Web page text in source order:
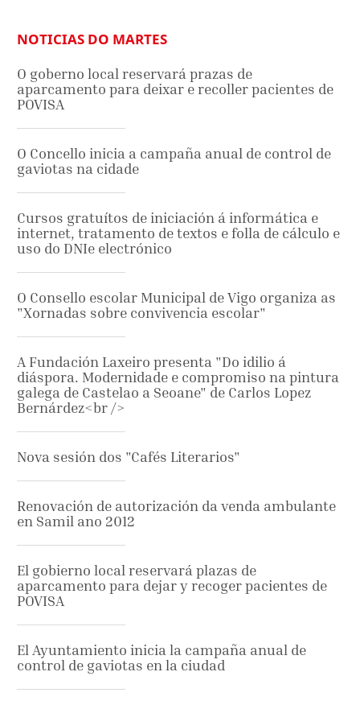
NOTICIAS DO MARTES
O goberno local reservará prazas de
aparcamento para deixar e recoller pacientes de
POVISA
O Concello inicia a campaña anual de control de
gaviotas na cidade
Cursos gratuítos de iniciación á informática e
internet, tratamento de textos e folla de cálculo e
uso do DNIe electrónico
O Consello escolar Municipal de Vigo organiza as
"Xornadas sobre convivencia escolar"
A Fundación Laxeiro presenta "Do idilio á
diáspora. Modernidade e compromiso na pintura
galega de Castelao a Seoane" de Carlos Lopez
Bernárdez<br />
Nova sesión dos "Cafés Literarios"
Renovación de autorización da venda ambulante
en Samil ano 2012
El gobierno local reservará plazas de
aparcamento para dejar y recoger pacientes de
POVISA
El Ayuntamiento inicia la campaña anual de
control de gaviotas en la ciudad